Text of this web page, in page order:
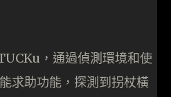
，通過偵測環境和使
求助功能，探測到拐杖橫